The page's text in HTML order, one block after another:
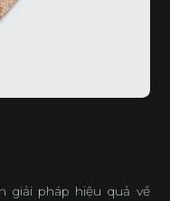
giải pháp hiệu quả về